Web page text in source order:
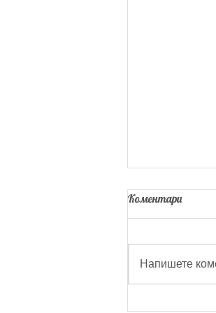
Коментари
Напишете